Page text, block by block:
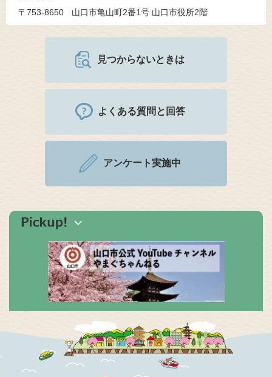
〒753-8650
山口市亀山町2番1号 山口市役所2階
見つからないときは
よくある質問と回答
アンケート実施中